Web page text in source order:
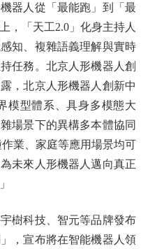
器人從「最能跑」到「最
，「天工2.0」化身主持人
知、複雜語義理解與實時
任務。北京人形機器人創
，北京人形機器人創新中
模型體系、具身多模態大
場景下的異構多本體協同
業、家庭等應用場景均可
未來人形機器人邁向真正
科技、智元等品牌發布
，宣布將在智能機器人領